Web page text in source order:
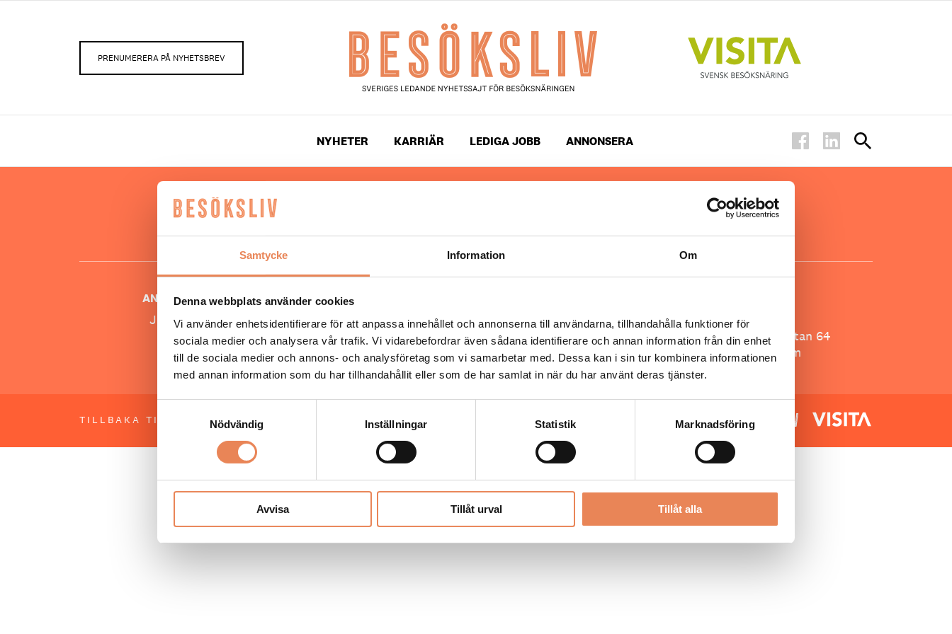
Samtycke Information Om
Denna webbplats använder cookies
Vi använder enhetsidentifierare för att anpassa innehållet och annonserna till användarna, tillhandahålla funktioner för
sociala medier och analysera vår trafik. Vi vidarebefordrar även sådana identifierare och annan information från din enhet
till de sociala medier och annons- och analysföretag som vi samarbetar med. Dessa kan i sin tur kombinera informationen
med annan information som du har tillhandahållit eller som de har samlat in när du har använt deras tjänster.
Nödvändig
Inställningar Statistik Marknadsföring
Avvisa Tillåt urval Tillåt alla
PRENUMERERA PÅ NYHETSBREV
NYHETER KARRIÄR LEDIGA JOBB ANNONSERA
Hos oss läser du landets mest uppdaterade nyheter och snackisar inom
besöksnäringen. Besöksliv i sin tryckta form är ett affärsmagasin för ägare
ANSVARIG UTGIVARE
Jonas Siljhammar
Allt material på besoksliv.se är skyddat
enligt lagen om upphovsrätt.
Besöksliv
Spoon, Brännkyrkagatan 64
118 23 Stockholm
TILLBAKA TILL TOPPEN OM BESÖKSLIV PRENUMERERA ANNONSERA